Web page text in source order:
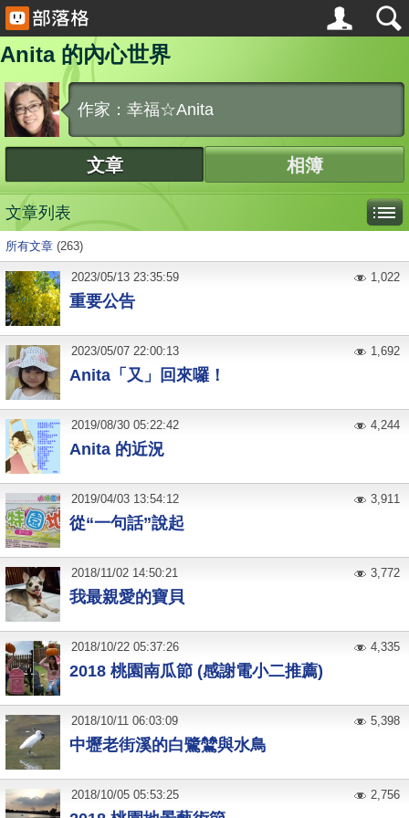
Anita 的內心世界
作家：幸福☆Anita
文章 相簿
文章列表
所有文章 (263)
重要公告
2023/05/13 23:35:59 1,022
Anita「又」回來囉！
2023/05/07 22:00:13 1,692
Anita 的近況
2019/08/30 05:22:42 4,244
從“一句話”說起
2019/04/03 13:54:12 3,911
我最親愛的寶貝
2018/11/02 14:50:21 3,772
2018 桃園南瓜節 (感謝電小二推薦)
2018/10/22 05:37:26 4,335
中壢老街溪的白鷺鷥與水鳥
2018/10/11 06:03:09 5,398
2018/10/05 05:53:25 2,756